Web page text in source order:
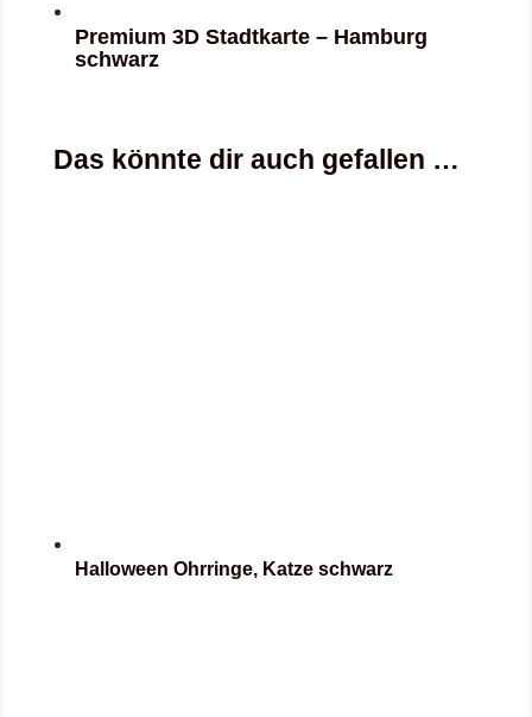
Premium 3D Stadtkarte – Hamburg
schwarz
Das könnte dir auch gefallen …
Halloween Ohrringe, Katze schwarz